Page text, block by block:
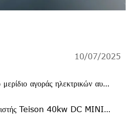
10/07/2025
αγοράς ηλεκτρικών αυτοκινήτων στη Νορβηγία φτάνει το 96,9% τον Ιούνιο
DC MINI ev εγκαταστάθηκε σε χώρο στάθμευσης ξενοδοχείου, Βουλγαρία